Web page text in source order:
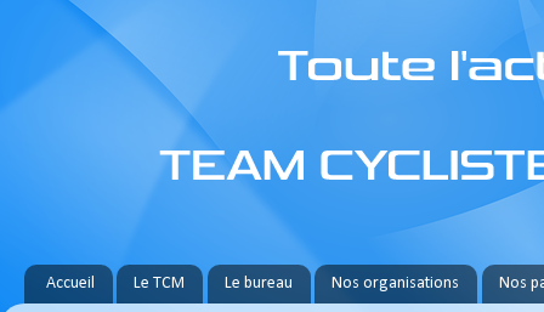
Accueil Le TCM Le bureau Nos organisations Nos